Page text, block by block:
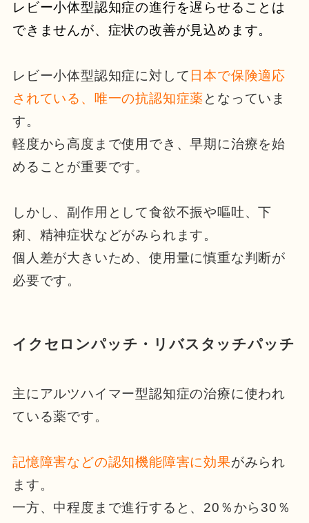
レビー小体型認知症の進行を遅らせることは
できませんが、症状の改善が見込めます。
レビー小体型認知症に対して 日本で保険適応
されている、唯一の抗認知症薬となっていま
す。
軽度から高度まで使用でき、早期に治療を始
めることが重要です。
しかし、副作用として食欲不振や嘔吐、下
痢、精神症状などがみられます。
個人差が大きいため、使用量に慎重な判断が
必要です。
イクセロンパッチ・リバスタッチパッチ
主にアルツハイマー型認知症の治療に使われ
ている薬です。
記憶障害などの認知機能障害に効果がみられ
ます。
一方、中程度まで進行すると、20％から30％